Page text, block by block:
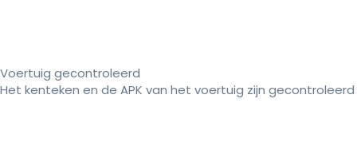
Voertuig gecontroleerd
Het kenteken en de APK van het voertuig zijn gecontroleerd